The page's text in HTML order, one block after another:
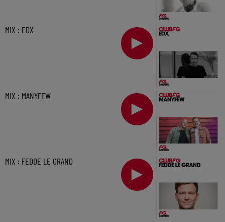
MIX : EDX
MIX : MANYFEW
MIX : FEDDE LE GRAND